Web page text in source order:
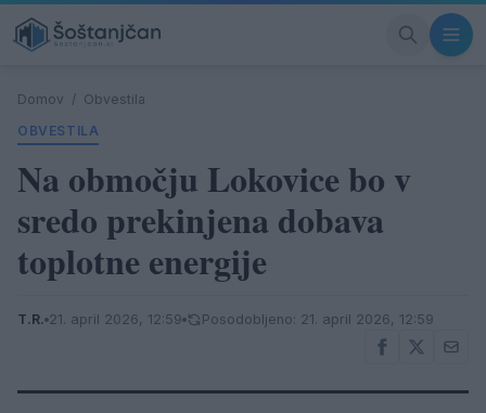
Domov / Obvestila
OBVESTILA
Na območju Lokovice bo v
sredo prekinjena dobava
toplotne energije
T.R. 21. april 2026, 12:59 Posodobljeno: 21. april 2026, 12:59